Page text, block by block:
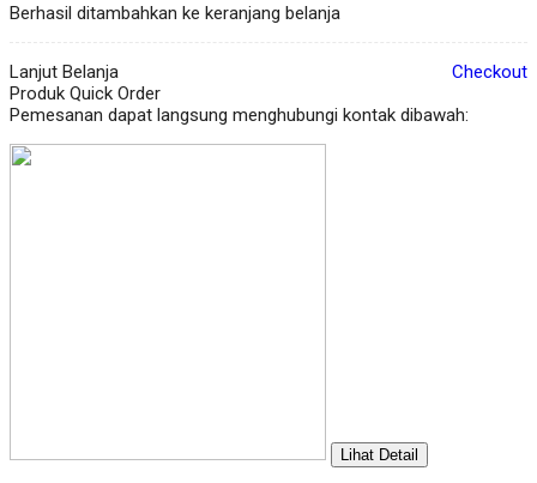
Berhasil ditambahkan ke keranjang belanja
Lanjut Belanja
Checkout
Produk Quick Order
Pemesanan dapat langsung menghubungi kontak dibawah:
Lihat Detail